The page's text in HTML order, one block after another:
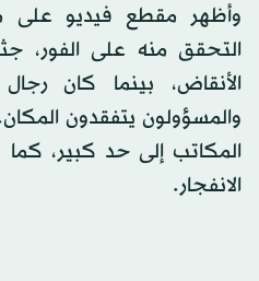
وأظهر مقطع فيديو على
التحقق منه على الفور،
الأنقاض، بينما كان
والمسؤولون يتفقدون
المكاتب إلى حد كبير،
الانفجار.